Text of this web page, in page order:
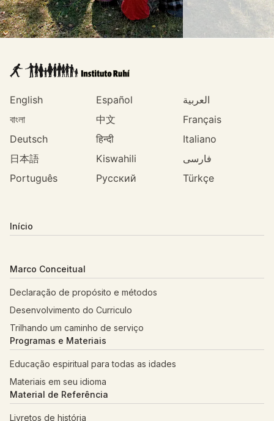
English Español
العربية
বাংলা
中文
Français
Deutsch
हिन्दी
Italiano
日本語
Kiswahili
فارسی
Português
Русский Türkçe
Início
Marco Conceitual
Declaração de propósito e métodos
Desenvolvimento do Curriculo
Trilhando um caminho de serviço
Programas e Materiais
Educação espiritual para todas as idades
Materiais em seu idioma
Material de Referência
Livretos de história